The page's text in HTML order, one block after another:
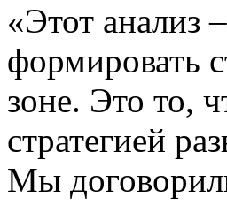
«Этот анализ
формировать
зоне. Это то,
стратегией
Мы